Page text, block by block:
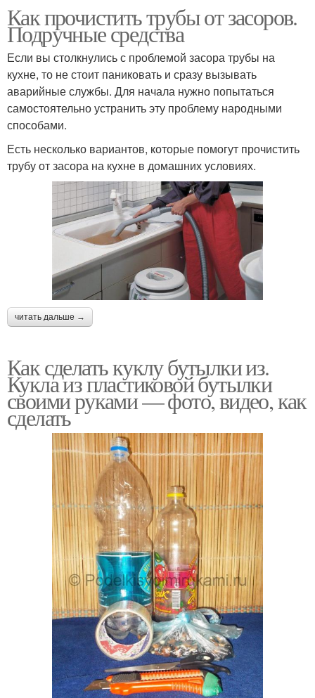
Как прочистить трубы от засоров.
Подручные средства
Если вы столкнулись с проблемой засора трубы на
кухне, то не стоит паниковать и сразу вызывать
аварийные службы. Для начала нужно попытаться
самостоятельно устранить эту проблему народными
способами.
Есть несколько вариантов, которые помогут прочистить
трубу от засора на кухне в домашних условиях.
читать дальше →
Как сделать куклу бутылки из.
Кукла из пластиковой бутылки
своими руками — фото, видео, как
сделать